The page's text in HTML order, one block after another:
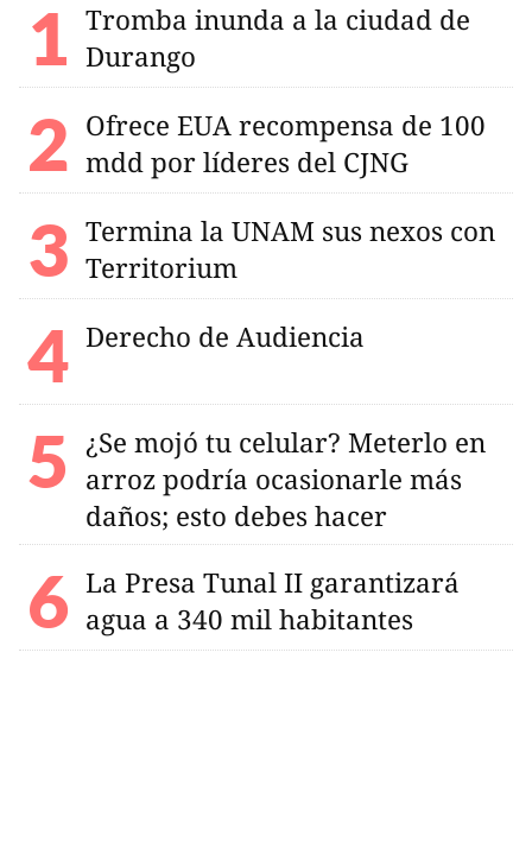
Tromba inunda a la ciudad de
Durango
Ofrece EUA recompensa de 100
mdd por líderes del CJNG
Termina la UNAM sus nexos con
Territorium
Derecho de Audiencia
¿Se mojó tu celular? Meterlo en
arroz podría ocasionarle más
daños; esto debes hacer
La Presa Tunal II garantizará
agua a 340 mil habitantes